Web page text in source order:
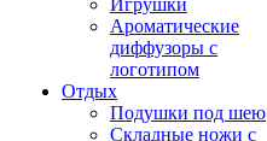
Игрушки
Ароматические
диффузоры с
логотипом
Отдых
Подушки под шею
Складные ножи с